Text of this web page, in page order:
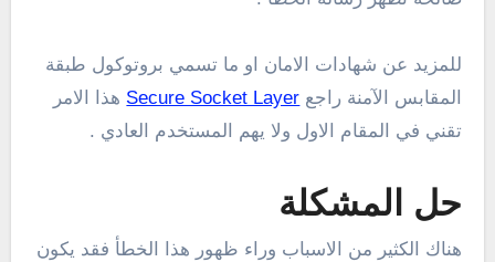
للمزيد عن شهادات الامان او ما تسمي بروتوكول طبقة
المقابس الآمنة راجع Secure Socket Layer هذا الامر
تقني في المقام الاول ولا يهم المستخدم العادي .
حل المشكلة
هناك الكثير من الاسباب وراء ظهور هذا الخطأ فقد يكون